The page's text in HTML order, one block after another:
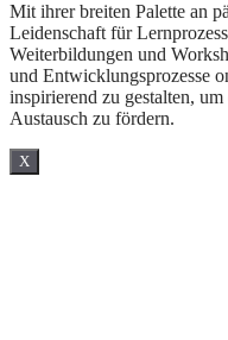
Mit ihrer breiten Palette an
Leidenschaft für
Weiterbildungen und
und Entwicklungsprozesse
inspirierend zu gestalten,
Austausch zu fördern.
X